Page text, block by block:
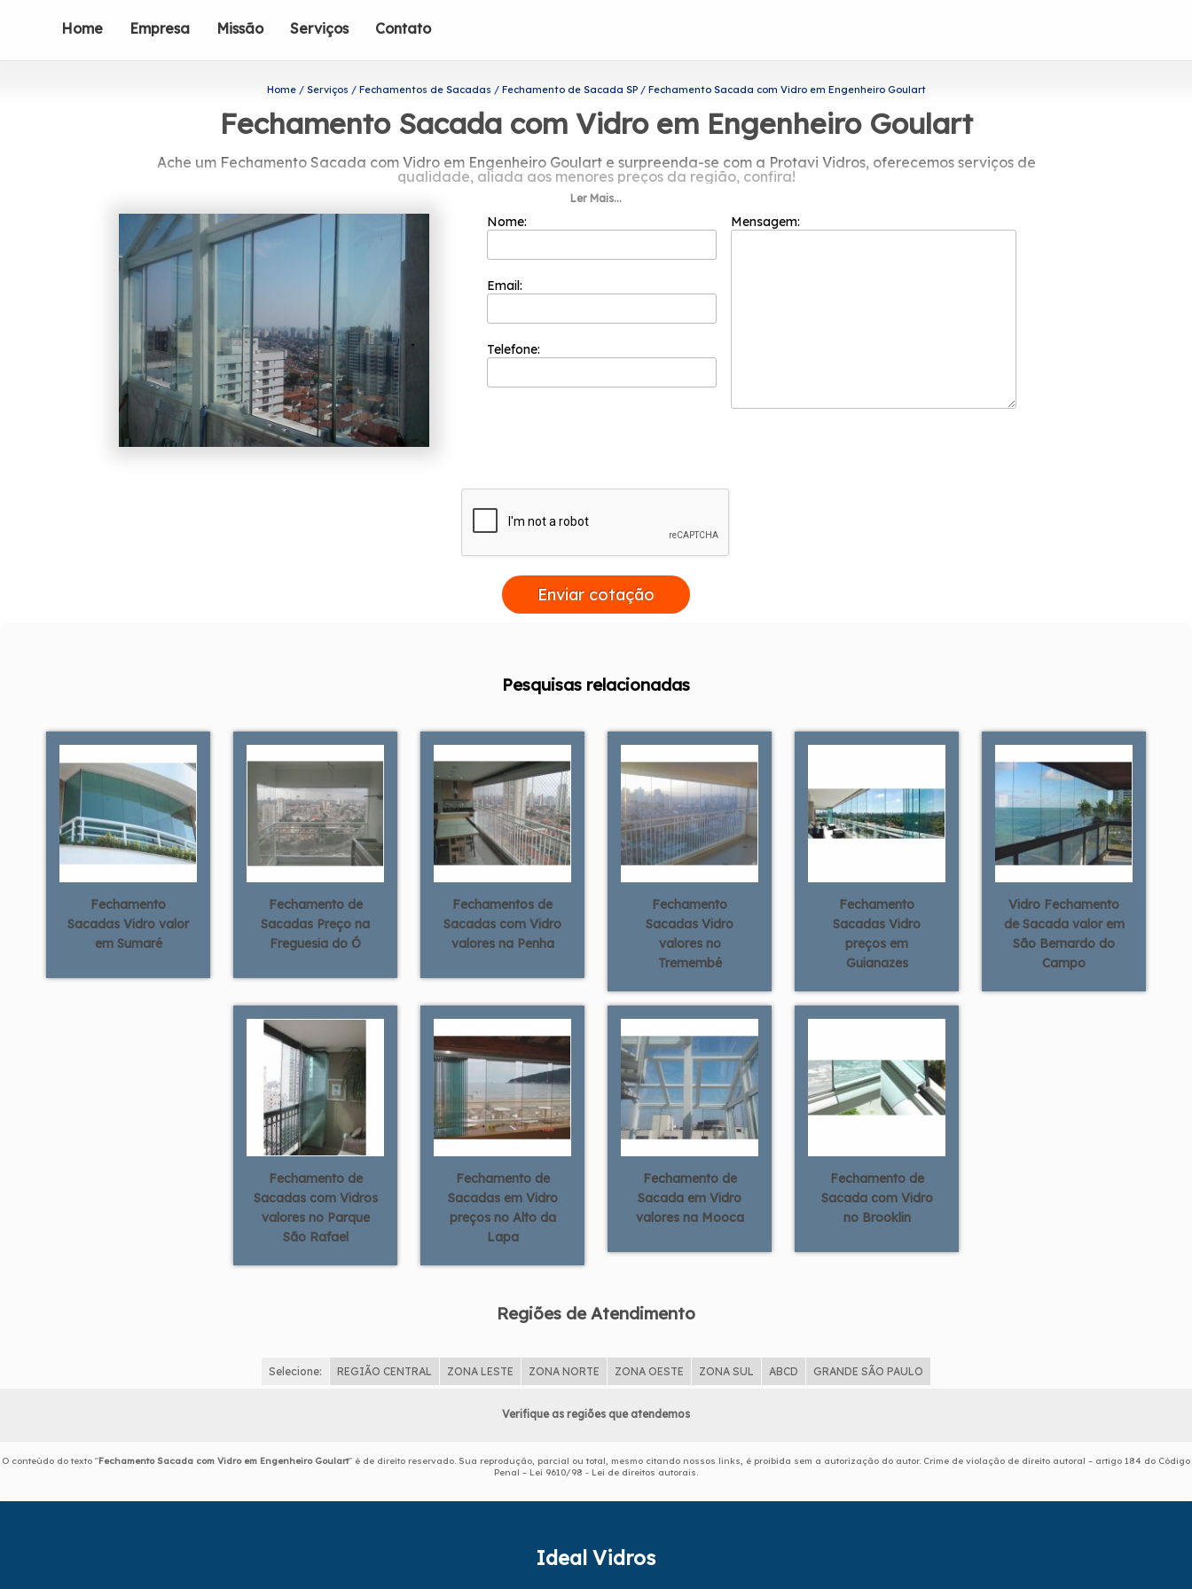
Home Empresa Missão Serviços Contato
Home Serviços Fechamentos de Sacadas Fechamento de Sacada SP Fechamento Sacada com Vidro em Engenheiro Goulart
Fechamento Sacada com Vidro em Engenheiro Goulart
Ache um Fechamento Sacada com Vidro em Engenheiro Goulart e surpreenda-se com a Protavi Vidros, oferecemos serviços de
qualidade, aliada aos menores preços da região, confira!
Está em busca de Fechamento Sacada com Vidro em Engenheiro Goulart? A solução que você busca ao se interessar por engenharia de
vidros para o seu caso, pode ser encontrada através da empresa Protavi Vidros. Trabalhamos de forma comprometida, levando beleza e
modernidade para o seu ambiente.
Ler Mais...
Nome:
Email:
Telefone:
Mensagem:
Enviar cotação
Pesquisas relacionadas
Fechamento
Sacadas Vidro valor
em Sumaré
Fechamento de
Sacadas Preço na
Freguesia do Ó
Fechamentos de
Sacadas com Vidro
valores na Penha
Fechamento
Sacadas Vidro
valores no
Tremembé
Fechamento
Sacadas Vidro
preços em
Guianazes
Vidro Fechamento
de Sacada valor em
São Bernardo do
Campo
Fechamento de
Sacadas com Vidros
valores no Parque
São Rafael
Fechamento de
Sacadas em Vidro
preços no Alto da
Lapa
Fechamento de
Sacada em Vidro
valores na Mooca
Fechamento de
Sacada com Vidro
no Brooklin
Regiões de Atendimento
Selecione: REGIÃO CENTRAL ZONA LESTE ZONA NORTE ZONA OESTE ZONA SUL ABCD GRANDE SÃO PAULO
Verifique as regiões que atendemos
O conteúdo do texto "Fechamento Sacada com Vidro em Engenheiro Goulart" é de direito reservado. Sua reprodução, parcial ou total, mesmo citando nossos links, é proibida sem a autorização do autor. Crime de violação de direito autoral – artigo 184 do Código
Penal – Lei 9610/98 - Lei de direitos autorais.
Ideal Vidros